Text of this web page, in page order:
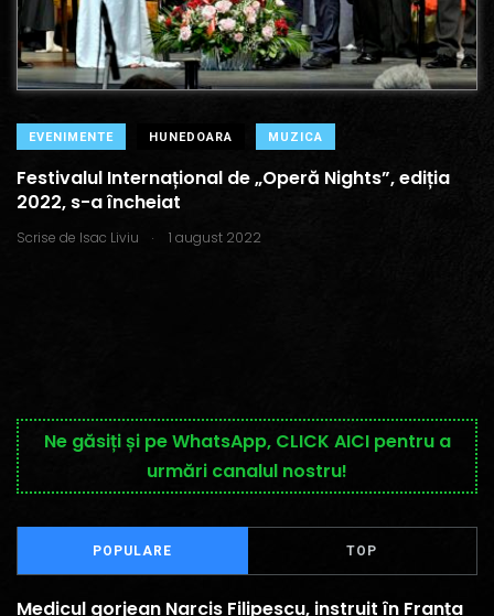
EVENIMENTE HUNEDOARA MUZICA
Festivalul Internațional de „Operă Nights”, ediția
2022, s-a încheiat
Scrise de Isac Liviu . 1 august 2022
Ne găsiți și pe WhatsApp, CLICK AICI pentru a
urmări canalul nostru!
POPULARE TOP
Medicul gorjean Narcis Filipescu, instruit în Franța